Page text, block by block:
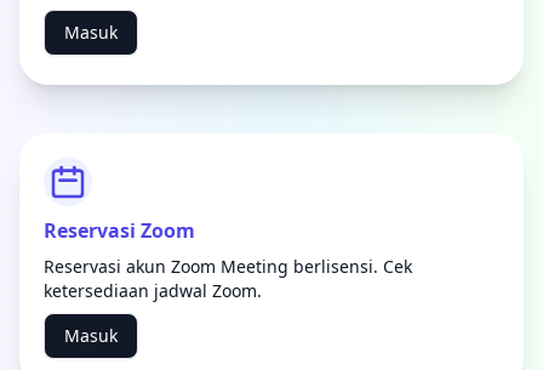
Masuk
Reservasi Zoom
Reservasi akun Zoom Meeting berlisensi. Cek
ketersediaan jadwal Zoom.
Masuk